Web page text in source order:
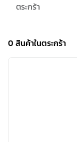
ตระกร้า
0 สินค้าในตระกร้า